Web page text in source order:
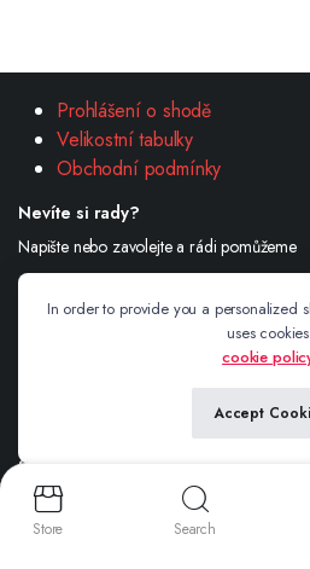
Prohlášení o shodě
Velikostní tabulky
Obchodní podmínky
Nevíte si rady?
Napište nebo zavolejte a rádi pomůžeme
732 601 774
Andrea Šimonová Havlíčkova 234/1
Sledujte nás
In order to provide you a personalized
uses
cookie
Accept
Store Search